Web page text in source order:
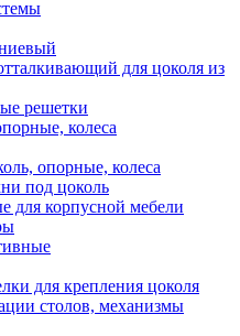
для цоколя из
решетки
колеса
опорные, колеса
под цоколь
для корпусной мебели
для крепления цоколя
столов, механизмы